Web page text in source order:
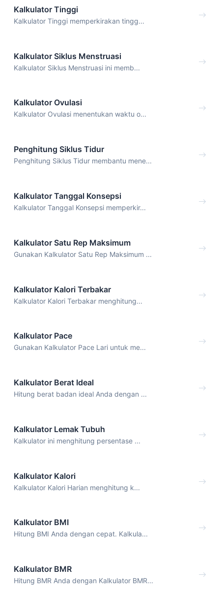
Kalkulator Tinggi
Kalkulator Tinggi memperkirakan tingg...
Kalkulator Siklus Menstruasi
Kalkulator Siklus Menstruasi ini memb...
Kalkulator Ovulasi
Kalkulator Ovulasi menentukan waktu o...
Penghitung Siklus Tidur
Penghitung Siklus Tidur membantu mene...
Kalkulator Tanggal Konsepsi
Kalkulator Tanggal Konsepsi memperkir...
Kalkulator Satu Rep Maksimum
Gunakan Kalkulator Satu Rep Maksimum ...
Kalkulator Kalori Terbakar
Kalkulator Kalori Terbakar menghitung...
Kalkulator Pace
Gunakan Kalkulator Pace Lari untuk me...
Kalkulator Berat Ideal
Hitung berat badan ideal Anda dengan ...
Kalkulator Lemak Tubuh
Kalkulator ini menghitung persentase ...
Kalkulator Kalori
Kalkulator Kalori Harian menghitung k...
Kalkulator BMI
Hitung BMI Anda dengan cepat. Kalkula...
Kalkulator BMR
Hitung BMR Anda dengan Kalkulator BMR...